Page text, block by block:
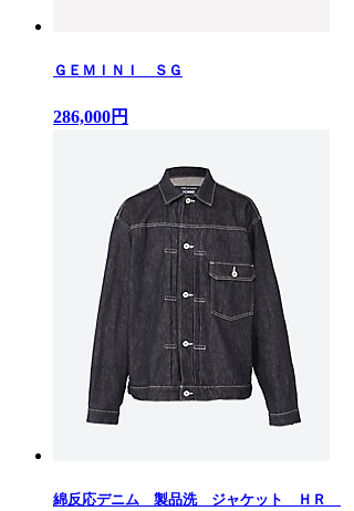
ＧＥＭＩＮＩ ＳＧ
286,000円
綿反応デニム 製品洗 ジャケット ＨＲ